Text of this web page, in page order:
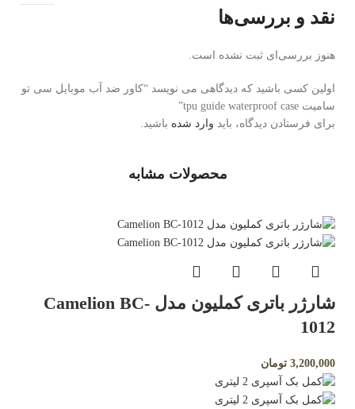
نقد و بررسی‌ها
هنوز بررسی‌ای ثبت نشده است.
اولین کسی باشید که دیدگاهی می نویسد “کاور ضد آب موبایل سی تو
سامیت tpu guide waterproof case”
برای فرستادن دیدگاه، باید وارد شده باشید.
محصولات مشابه
شارژر باتری کملیون مدل Camelion BC-
1012
3,200,000 تومان